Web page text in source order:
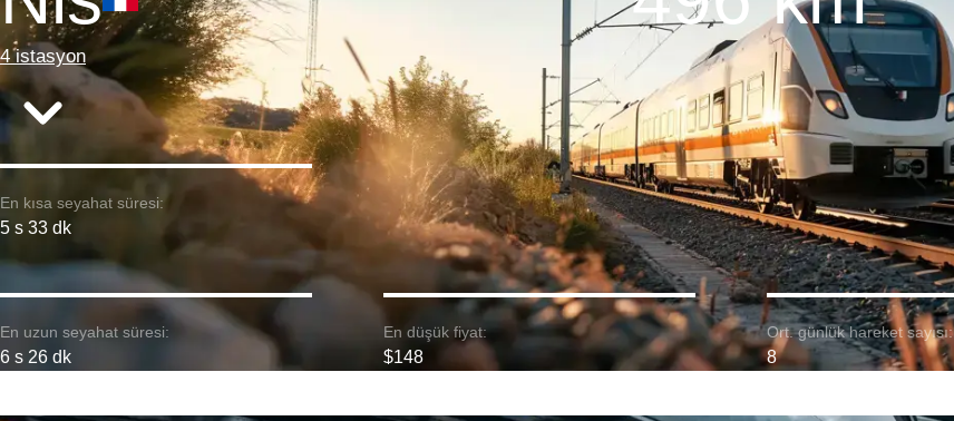
4 istasyon
En kısa seyahat süresi:
5 s 33 dk
En uzun seyahat süresi:
6 s 26 dk
En düşük fiyat:
$148
Ort. günlük hareket sayısı:
8